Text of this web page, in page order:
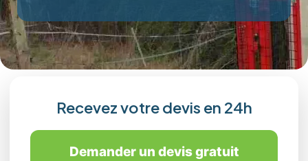
Recevez votre devis en 24h
Demander un devis gratuit